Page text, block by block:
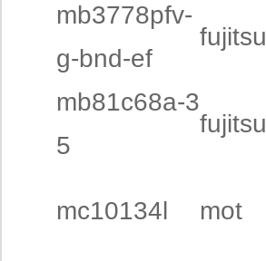
mb3778pfv-
g-bnd-ef
fujitsu
mb81c68a-3
5
fujitsu
mc10134l mot